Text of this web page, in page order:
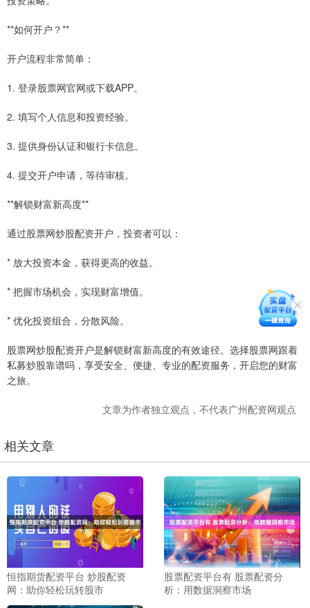
**如何开户？**
开户流程非常简单：
1. 登录股票网官网或下载APP。
2. 填写个人信息和投资经验。
3. 提供身份认证和银行卡信息。
4. 提交开户申请，等待审核。
**解锁财富新高度**
通过股票网炒股配资开户，投资者可以：
* 放大投资本金，获得更高的收益。
* 把握市场机会，实现财富增值。
* 优化投资组合，分散风险。
股票网炒股配资开户是解锁财富新高度的有效途径。选择股票网跟着
私募炒股靠谱吗，享受安全、便捷、专业的配资服务，开启您的财富
之旅。
文章为作者独立观点，不代表广州配资网观点
相关文章
恒指期货配资平台 炒股配资
网：助你轻松玩转股市
股票配资平台有 股票配资分
析：用数据洞察市场